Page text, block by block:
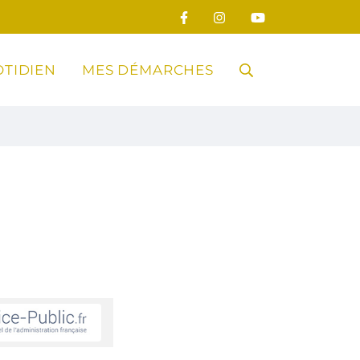
MES DÉMARCHES RECHERCHE